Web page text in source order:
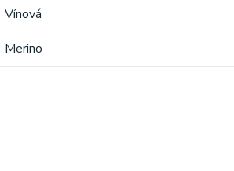
Vínová
Merino